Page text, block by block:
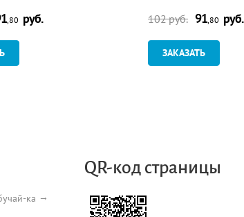
,80 руб.
через Интернет
102 руб. 91 ,80 руб.
ЗАКАЗАТЬ
ка
QR-код страницы